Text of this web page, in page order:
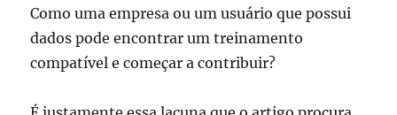
Como uma empresa ou um usuário que possui
dados pode encontrar um treinamento
compatível e começar a contribuir?